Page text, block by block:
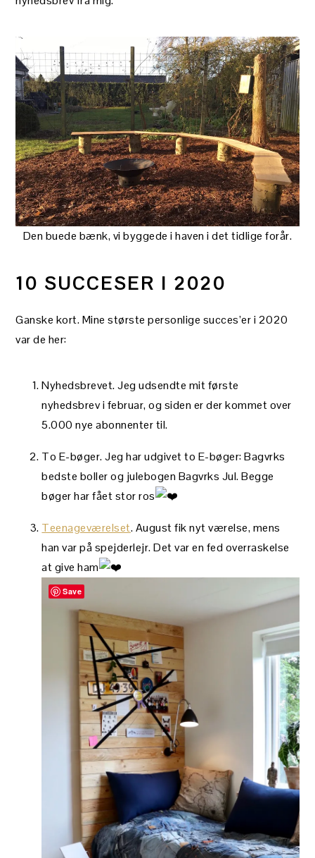
Den buede bænk, vi byggede i haven i det tidlige forår.
10 SUCCESER I 2020
Ganske kort. Mine største personlige succes’er i 2020
var de her:
Nyhedsbrevet. Jeg udsendte mit første
nyhedsbrev i februar, og siden er der kommet over
5.000 nye abonnenter til.
To E-bøger. Jeg har udgivet to E-bøger: Bagvrks
bedste boller og julebogen Bagvrks Jul. Begge
bøger har fået stor ros
Teenageværelset. August fik nyt værelse, mens
han var på spejderlejr. Det var en fed overraskelse
at give ham
Save